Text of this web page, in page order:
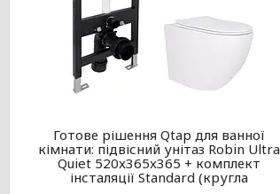
Готове рішення Qtap для ванної
кімнати: підвісний унітаз Robin Ultra
Quiet 520x365x365 + комплект
інсталяції Standard (кругла